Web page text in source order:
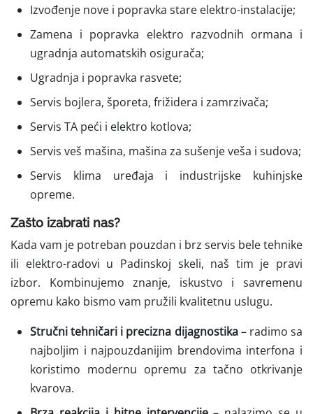
Izvođenje nove i popravka stare elektro-instalacije;
Zamena i popravka elektro razvodnih ormana i
ugradnja automatskih osigurača;
Ugradnja i popravka rasvete;
Servis bojlera, šporeta, frižidera i zamrzivača;
Servis TA peći i elektro kotlova;
Servis veš mašina, mašina za sušenje veša i sudova;
Servis klima uređaja i industrijske kuhinjske
opreme.
Zašto izabrati nas?
Kada vam je potreban pouzdan i brz servis bele tehnike
ili elektro-radovi u Padinskoj skeli, naš tim je pravi
izbor. Kombinujemo znanje, iskustvo i savremenu
opremu kako bismo vam pružili kvalitetnu uslugu.
Stručni tehničari i precizna dijagnostika– radimo sa
najboljim i najpouzdanijim brendovima interfona i
koristimo modernu opremu za tačno otkrivanje
kvarova.